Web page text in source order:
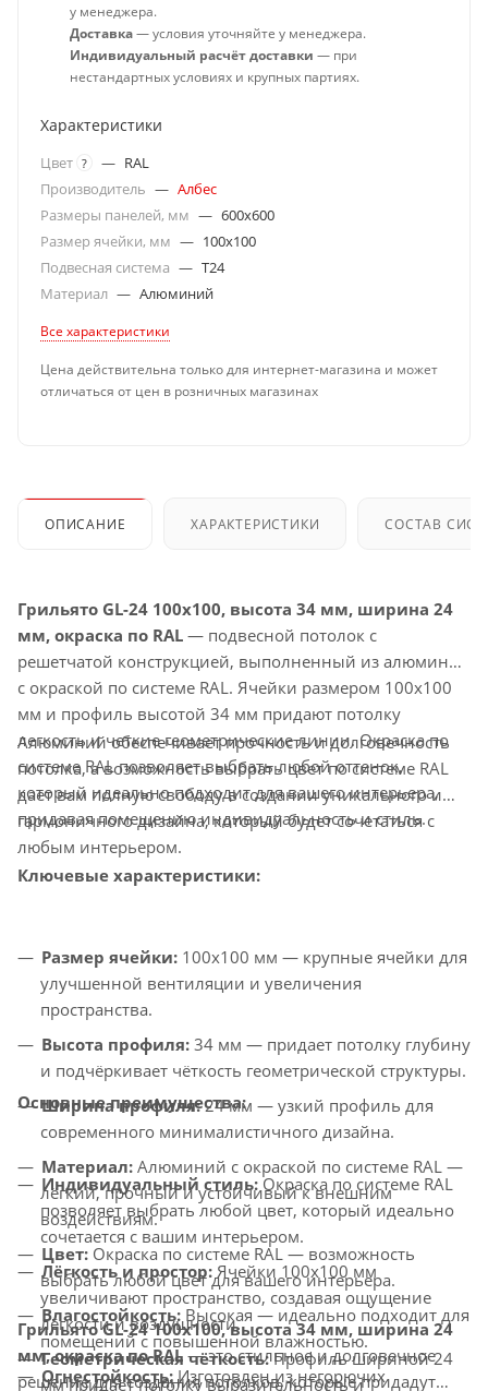
у менеджера.
Доставка— условия уточняйте у менеджера.
Индивидуальный расчёт доставки — при
нестандартных условиях и крупных партиях.
Характеристики
Цвет ? — RAL
Производитель — Албес
Размеры панелей, мм — 600x600
Размер ячейки, мм — 100x100
Подвесная система — T24
Материал — Алюминий
Все характеристики
Цена действительна только для интернет-магазина и может
отличаться от цен в розничных магазинах
ОПИСАНИЕ ХАРАКТЕРИСТИКИ СОСТАВ
Грильято GL-24 100x100, высота 34 мм, ширина 24
мм, окраска по RAL — подвесной потолок с
решетчатой конструкцией, выполненный из алюминия
с окраской по системе RAL. Ячейки размером 100x100
мм и профиль высотой 34 мм придают потолку
легкость и четкие геометрические линии. Окраска по
системе RAL позволяет выбрать любой оттенок,
который идеально подходит для вашего интерьера,
придавая помещению индивидуальность и стиль.
Алюминий обеспечивает прочность и долговечность
потолка, а возможность выбрать цвет по системе RAL
дает вам полную свободу в создании уникального и
гармоничного дизайна, который будет сочетаться с
любым интерьером.
Ключевые характеристики:
Размер ячейки: 100x100 мм — крупные ячейки для
улучшенной вентиляции и увеличения
пространства.
Высота профиля: 34 мм — придает потолку глубину
и подчёркивает чёткость геометрической структуры.
Ширина профиля:24 мм — узкий профиль для
современного минималистичного дизайна.
Материал: Алюминий с окраской по системе RAL —
лёгкий, прочный и устойчивый к внешним
воздействиям.
Цвет: Окраска по системе RAL — возможность
выбрать любой цвет для вашего интерьера.
Влагостойкость: Высокая — идеально подходит для
помещений с повышенной влажностью.
Огнестойкость: Изготовлен из негорючих
Основные преимущества:
Индивидуальный стиль: Окраска по системе RAL
позволяет выбрать любой цвет, который идеально
сочетается с вашим интерьером.
Лёгкость и простор: Ячейки 100x100 мм
увеличивают пространство, создавая ощущение
лёгкости и воздушности.
Геометрическая чёткость:Профиль шириной 24
мм придаёт потолку выразительность и
Грильято GL-24 100x100, высота 34 мм, ширина 24
мм, окраска по RAL— это стильное и долговечное
решение для создания потолков, которые придадут